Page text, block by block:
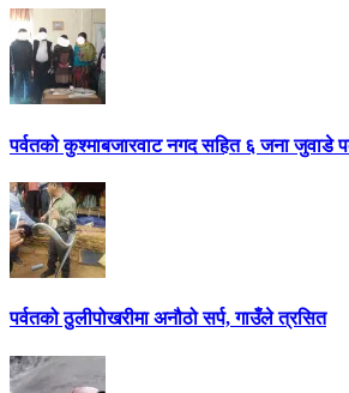
पर्वतको कुश्माबजारवाट नगद सहित ६ जना जुवाडे
पर्वतको ठुलीपोखरीमा अनौठो सर्प, गाउँले त्रसित